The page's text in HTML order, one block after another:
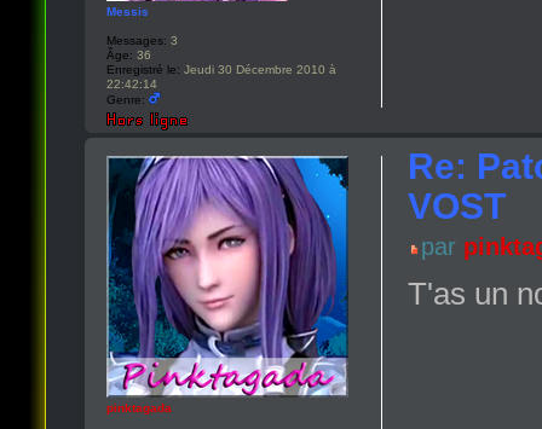
Messis
Messages: 3
Âge: 36
Enregistré le: Jeudi 30 Décembre 2010 à
22:42:14
Genre:
Re:
VOST
par
T'as un
pinktagada